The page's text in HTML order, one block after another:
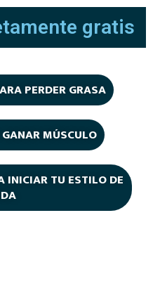
gratis
PERDER GRASA
MÚSCULO
INICIAR TU ESTILO DE